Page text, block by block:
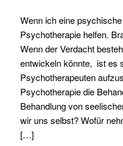
Wenn ich eine
Psychotherapie helfen.
Wenn der Verdacht
entwickeln könnte, ist es
Psychotherapeuten
Psychotherapie die
Behandlung von
wir uns selbst? Wofür
[…]